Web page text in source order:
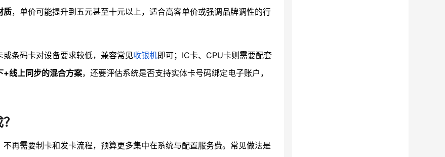
质，单价可能提升到五元甚至十元以上，适合高客单价或强调品牌调性的行
或条码卡对设备要求较低，兼容常见收银机即可；IC卡、CPU卡则需要配套
+线上同步的混合方案，还要评估系统是否支持实体卡号码绑定电子账户，
再需要制卡和发卡流程，预算更多集中在系统与配置服务费。常见做法是